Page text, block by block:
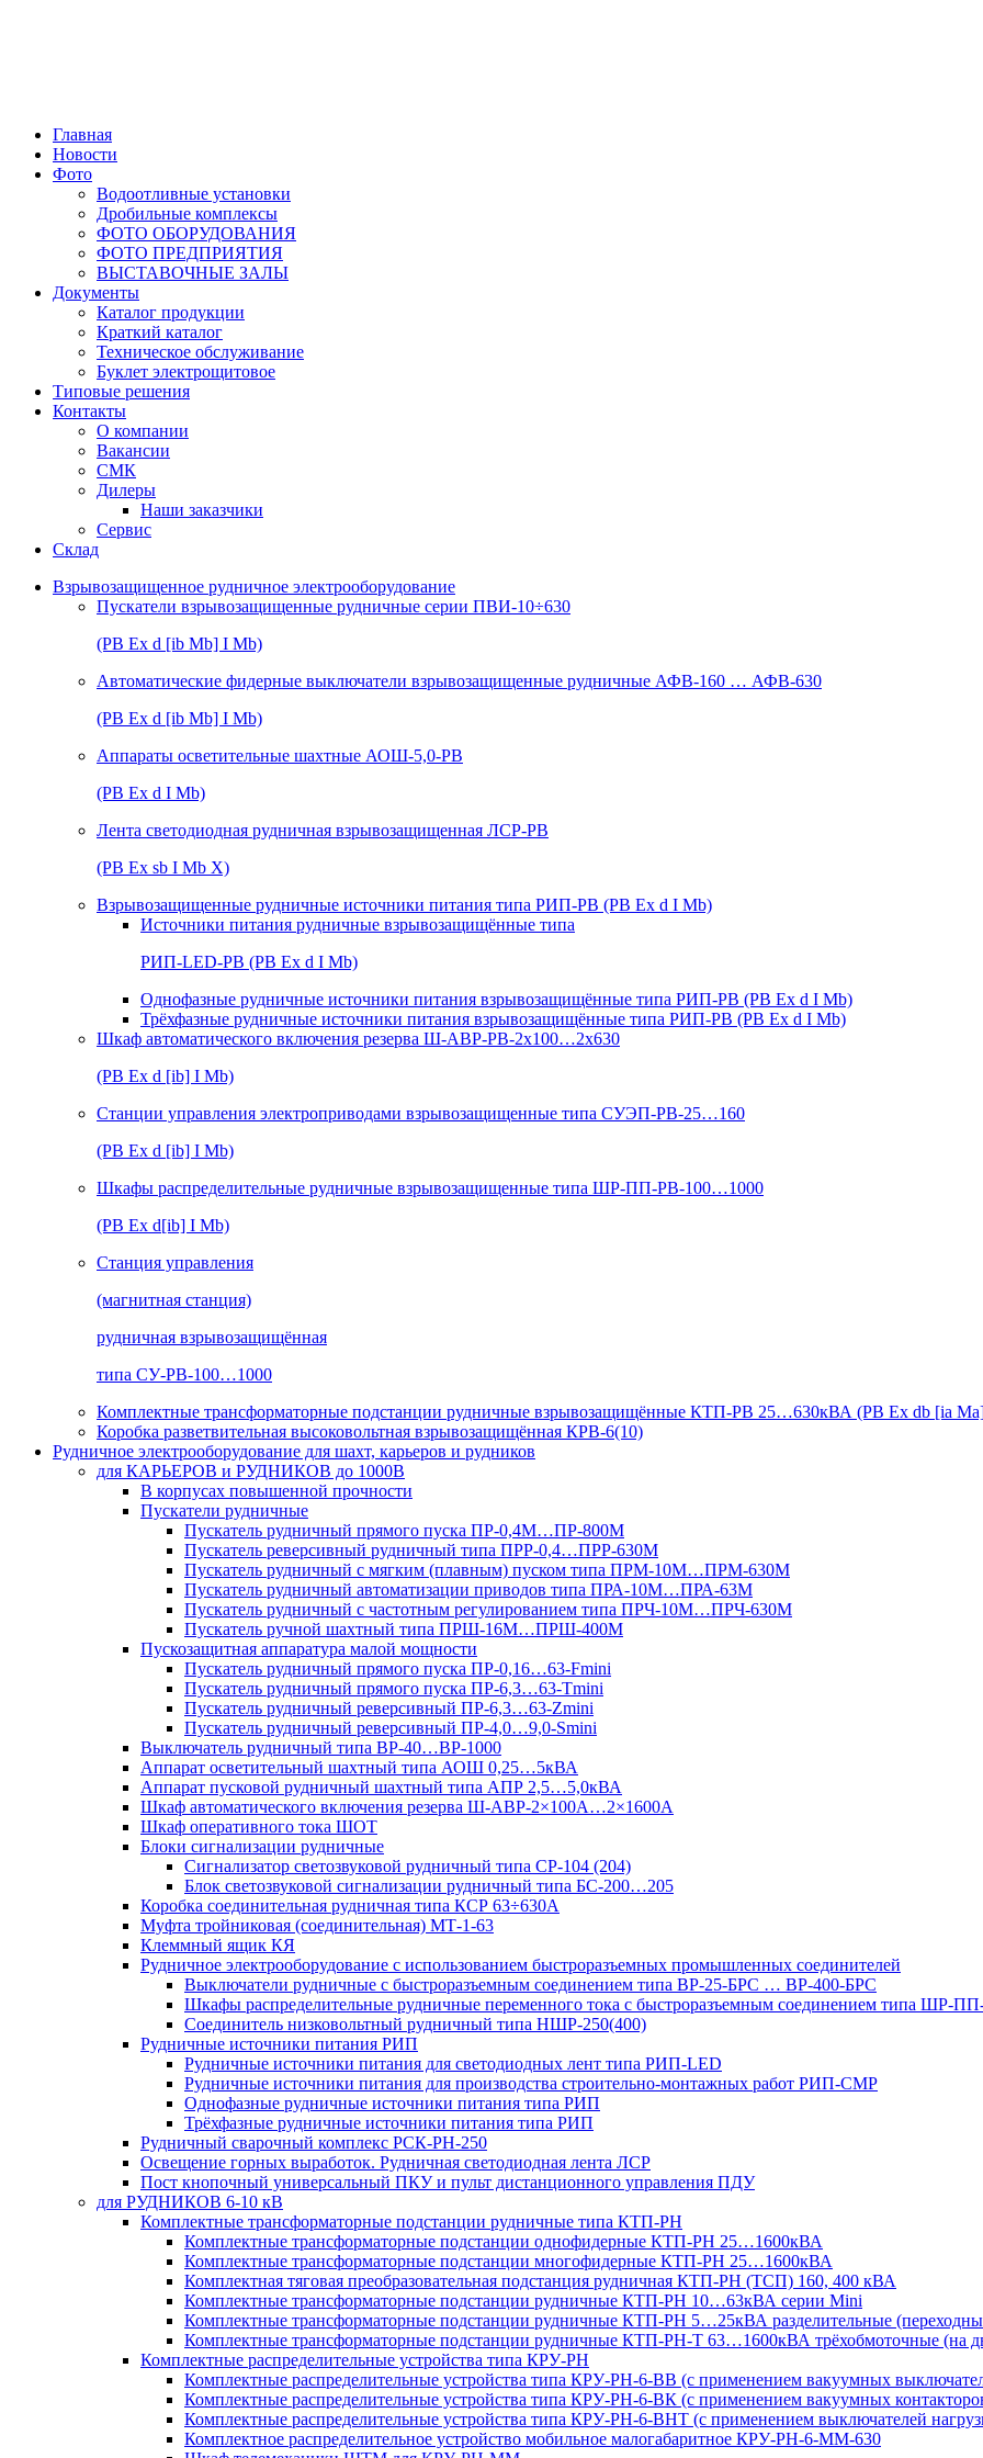
Главная
Новости
Фото
Водоотливные установки
Дробильные комплексы
ФОТО ОБОРУДОВАНИЯ
ФОТО ПРЕДПРИЯТИЯ
ВЫСТАВОЧНЫЕ ЗАЛЫ
Документы
Каталог продукции
Краткий каталог
Техническое обслуживание
Буклет электрощитовое
Типовые решения
Контакты
О компании
Вакансии
СМК
Дилеры
Наши заказчики
Сервис
Склад
Взрывозащищенное рудничное электрооборудование
Пускатели взрывозащищенные рудничные серии ПВИ-10÷630
(РВ Ex d [ib Mb] I Mb)
Автоматические фидерные выключатели взрывозащищенные рудничные АФВ-160 … АФВ-630
(РВ Ex d [ib Mb] I Mb)
Аппараты осветительные шахтные АОШ-5,0-РВ
(РВ Ex d I Mb)
Лента светодиодная рудничная взрывозащищенная ЛСР-РВ
(РВ Ex sb I Mb Х)
Взрывозащищенные рудничные источники питания типа РИП-РВ (РВ Ex d I Mb)
Источники питания рудничные взрывозащищённые типа
РИП-LED-РВ (РВ Ex d I Mb)
Однофазные рудничные источники питания взрывозащищённые типа РИП-РВ (РВ Ex d I Mb)
Трёхфазные рудничные источники питания взрывозащищённые типа РИП-РВ (РВ Ex d I Mb)
Шкаф автоматического включения резерва Ш-АВР-РВ-2х100…2х630
(РВ Ex d [ib] I Mb)
Станции управления электроприводами взрывозащищенные типа СУЭП-РВ-25…160
(РВ Ex d [ib] I Mb)
Шкафы распределительные рудничные взрывозащищенные типа ШР-ПП-РВ-100…1000
(РВ Ex d[ib] I Mb)
Станция управления
(магнитная станция)
рудничная взрывозащищённая
типа СУ-РВ-100…1000
Комплектные трансформаторные подстанции рудничные взрывозащищённые КТП-РВ 25…630кВА (РВ Ex db [ia
Коробка разветвительная высоковольтная взрывозащищённая КРВ-6(10)
Рудничное электрооборудование для шахт, карьеров и рудников
для КАРЬЕРОВ и РУДНИКОВ до 1000В
В корпусах повышенной прочности
Пускатели рудничные
Пускатель рудничный прямого пуска ПР-0,4М…ПР-800М
Пускатель реверсивный рудничный типа ПРР-0,4…ПРР-630М
Пускатель рудничный с мягким (плавным) пуском типа ПРМ-10М…ПРМ-630М
Пускатель рудничный автоматизации приводов типа ПРА-10М…ПРА-63М
Пускатель рудничный с частотным регулированием типа ПРЧ-10М…ПРЧ-630М
Пускатель ручной шахтный типа ПРШ-16М…ПРШ-400М
Пускозащитная аппаратура малой мощности
Пускатель рудничный прямого пуска ПР-0,16…63-Fmini
Пускатель рудничный прямого пуска ПР-6,3…63-Tmini
Пускатель рудничный реверсивный ПР-6,3…63-Zmini
Пускатель рудничный реверсивный ПР-4,0…9,0-Smini
Выключатель рудничный типа ВР-40…ВР-1000
Аппарат осветительный шахтный типа АОШ 0,25…5кВА
Аппарат пусковой рудничный шахтный типа АПР 2,5…5,0кВА
Шкаф автоматического включения резерва Ш-АВР-2×100А…2×1600А
Шкаф оперативного тока ШОТ
Блоки сигнализации рудничные
Сигнализатор светозвуковой рудничный типа СР-104 (204)
Блок светозвуковой сигнализации рудничный типа БС-200…205
Коробка соединительная рудничная типа КСР 63÷630А
Муфта тройниковая (соединительная) МТ-1-63
Клеммный ящик КЯ
Рудничное электрооборудование с использованием быстроразъемных промышленных соединителей
Выключатели рудничные с быстроразъемным соединением типа ВР-25-БРС … ВР-400-БРС
Шкафы распределительные рудничные переменного тока с быстроразъемным соединением типа ШР-
Соединитель низковольтный рудничный типа НШР-250(400)
Рудничные источники питания РИП
Рудничные источники питания для светодиодных лент типа РИП-LED
Рудничные источники питания для производства строительно-монтажных работ РИП-СМР
Однофазные рудничные источники питания типа РИП
Трёхфазные рудничные источники питания типа РИП
Рудничный сварочный комплекс РСК-РН-250
Освещение горных выработок. Рудничная светодиодная лента ЛСР
Пост кнопочный универсальный ПКУ и пульт дистанционного управления ПДУ
для РУДНИКОВ 6-10 кВ
Комплектные трансформаторные подстанции рудничные типа КТП-РН
Комплектные трансформаторные подстанции однофидерные КТП-РН 25…1600кВА
Комплектные трансформаторные подстанции многофидерные КТП-РН 25…1600кВА
Комплектная тяговая преобразовательная подстанция рудничная КТП-РН (ТСП) 160, 400 кВА
Комплектные трансформаторные подстанции рудничные КТП-РН 10…63кВА серии Mini
Комплектные трансформаторные подстанции рудничные КТП-РН 5…25кВА разделительные
Комплектные трансформаторные подстанции рудничные КТП-РН-Т 63…1600кВА трёхобмоточные (на
Комплектные распределительные устройства типа КРУ-РН
Комплектные распределительные устройства типа КРУ-РН-6-ВВ (с применением вакуумных
Комплектные распределительные устройства типа КРУ-РН-6-ВК (с применением вакуумных
Комплектные распределительные устройства типа КРУ-РН-6-ВНТ (с применением выключателей
Комплектное распределительное устройство мобильное малогабаритное КРУ-РН-6-ММ-630